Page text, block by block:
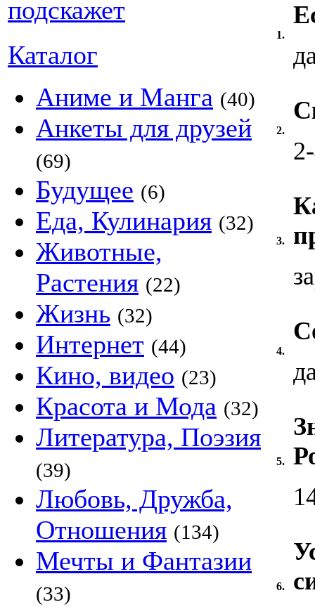
Каталог
Аниме и Манга (40)
Анкеты для друзей
(69)
Будущее (6)
Еда, Кулинария (32)
Животные,
Растения (22)
Жизнь (32)
Интернет (44)
Кино, видео (23)
Красота и Мода (32)
Литература, Поэзия
(39)
Любовь, Дружба,
Отношения (134)
Мечты и Фантазии
(33)
1.
2.
3.
4.
5.
6.